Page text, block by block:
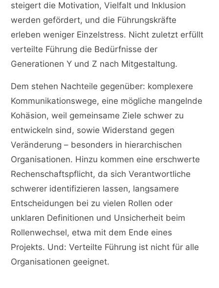
steigert die Motivation, Vielfalt und Inklusion
werden gefördert, und die Führungskräfte
erleben weniger Einzelstress. Nicht zuletzt erfüllt
verteilte Führung die Bedürfnisse der
Generationen Y und Z nach Mitgestaltung.
Dem stehen Nachteile gegenüber: komplexere
Kommunikationswege, eine mögliche mangelnde
Kohäsion, weil gemeinsame Ziele schwer zu
entwickeln sind, sowie Widerstand gegen
Veränderung – besonders in hierarchischen
Organisationen. Hinzu kommen eine erschwerte
Rechenschaftspflicht, da sich Verantwortliche
schwerer identifizieren lassen, langsamere
Entscheidungen bei zu vielen Rollen oder
unklaren Definitionen und Unsicherheit beim
Rollenwechsel, etwa mit dem Ende eines
Projekts. Und: Verteilte Führung ist nicht für alle
Organisationen geeignet.